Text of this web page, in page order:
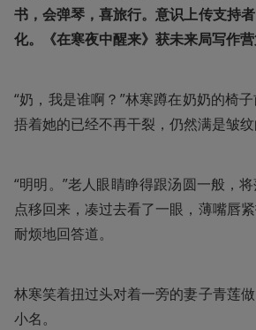
书，会弹琴，喜旅行。意识上传支持
化。《在寒夜中醒来》获未来局写作营
“奶，我是谁啊？”林寒蹲在奶奶的椅
捂着她的已经不再干裂，仍然满是皱纹
“明明。”老人眼睛睁得跟汤圆一般，
点移回来，凑过去看了一眼，薄嘴唇
耐烦地回答道。
林寒笑着扭过头对着一旁的妻子青莲
小名。